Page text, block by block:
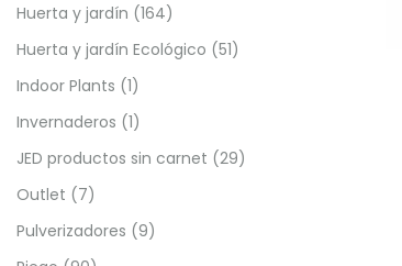
Huerta y jardín (164)
Huerta y jardín Ecológico (51)
Indoor Plants (1)
Invernaderos (1)
JED productos sin carnet (29)
Outlet (7)
Pulverizadores (9)